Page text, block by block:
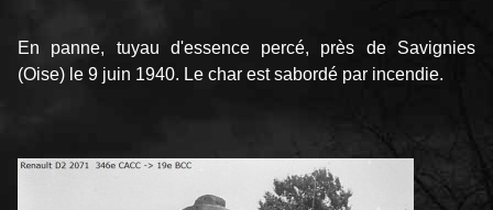
En panne, tuyau d'essence percé, près de Savignies
(Oise) le 9 juin 1940. Le char est sabordé par incendie.